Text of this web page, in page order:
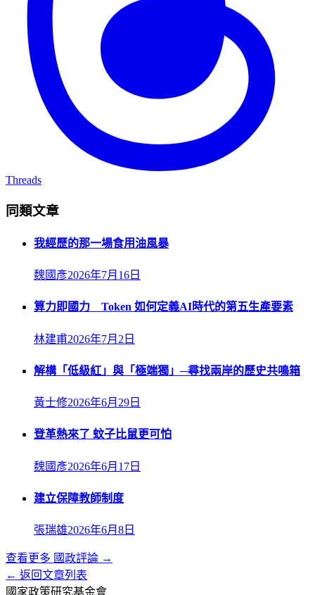
Threads
同類文章
我經歷的那一場食用油風暴
魏國彥2026年7月16日
算力即國力 Token 如何定義AI時代的第五生產要素
林建甫2026年7月2日
解構「低級紅」與「極端獨」─尋找兩岸的歷史共鳴箱
黃士修2026年6月29日
登革熱來了 蚊子比鼠更可怕
魏國彥2026年6月17日
建立保障教師制度
張瑞雄2026年6月8日
查看更多 國政評論 →
← 返回文章列表
國家政策研究基金會